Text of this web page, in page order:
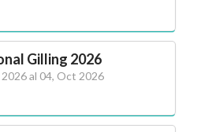
Gilling 2026
al 04, Oct 2026